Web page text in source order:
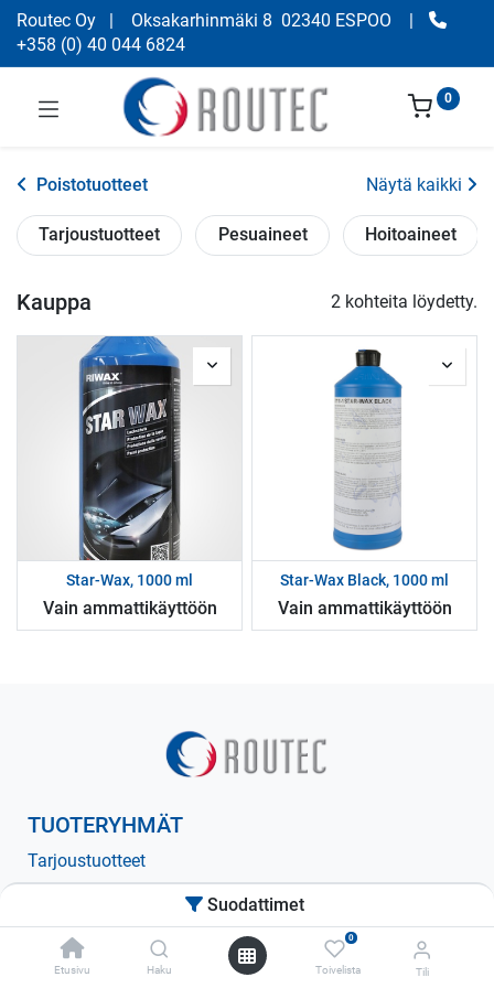
Suodattimet
Etusivu Haku
0
Toivelista Tili
Routec Oy | Oksakarhinmäki 8 02340 ESPOO
|
+358 (0) 40 044 6824
0
Poistotuotteet Näytä kaikki
Tarjoustuotteet Pesuaineet Hoitoaineet
Kauppa 2 kohteita löydetty.
Star-Wax, 1000 ml
Vain ammattikäyttöön
Star-Wax Black, 1000 ml
Vain ammattikäyttöön
TUOTERYHMÄT
Tarjoustuotteet
Hoitoaineet
Hioma-aineet